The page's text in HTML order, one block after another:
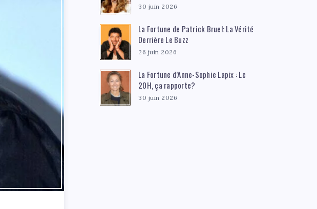
30 juin 2026
La Fortune de Patrick Bruel: La Vérité
Derrière Le Buzz
26 juin 2026
La Fortune d’Anne-Sophie Lapix : Le
20H, ça rapporte?
30 juin 2026